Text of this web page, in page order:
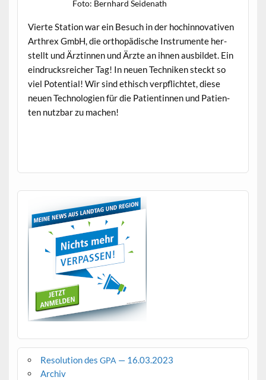
Foto: Bern­hard Seidenath
Vierte Sta­tion war ein Besuch in der hochin­no­v­a­tiv­en
Arthrex GmbH, die orthopädis­che Instru­mente her­
stellt und Ärztin­nen und Ärzte an ihnen aus­bildet. Ein
ein­druck­sre­ich­er Tag! In neuen Tech­niken steckt so
viel Poten­tial! Wir sind ethisch verpflichtet, diese
neuen Tech­nolo­gien für die Pati­entin­nen und Patien­
ten nutzbar zu machen!
Resolution des GPA — 16.03.2023
Archiv